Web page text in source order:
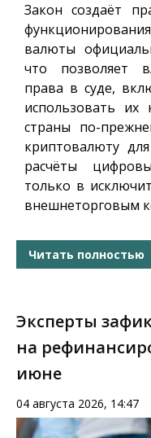
Закон создаёт
валюты
что позволяет
права в суде,
использовать
страны по-
криптовалюту
расчёты
только в
внешнеторговым
Читать полностью
Эксперты
на
июне
04 августа 2026, 14:47